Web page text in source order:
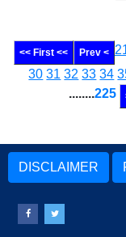
<< First << Prev <
30 31 32 33 34
........225
DISCLAIMER